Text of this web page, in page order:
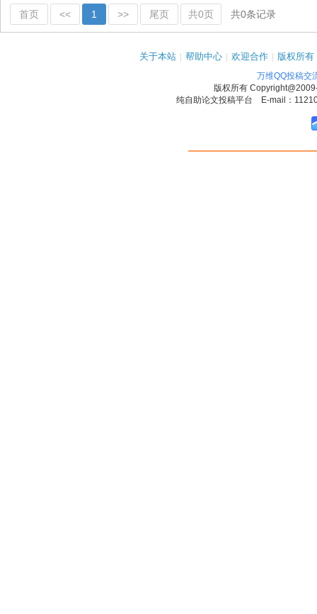
首页 << 1 >> 尾页 共0页 共0条记录
关于本站 | 帮助中心 | 欢迎合作 | 版权所有
万维QQ投稿交
版权所有
纯自助论文投稿平台 E-mail：